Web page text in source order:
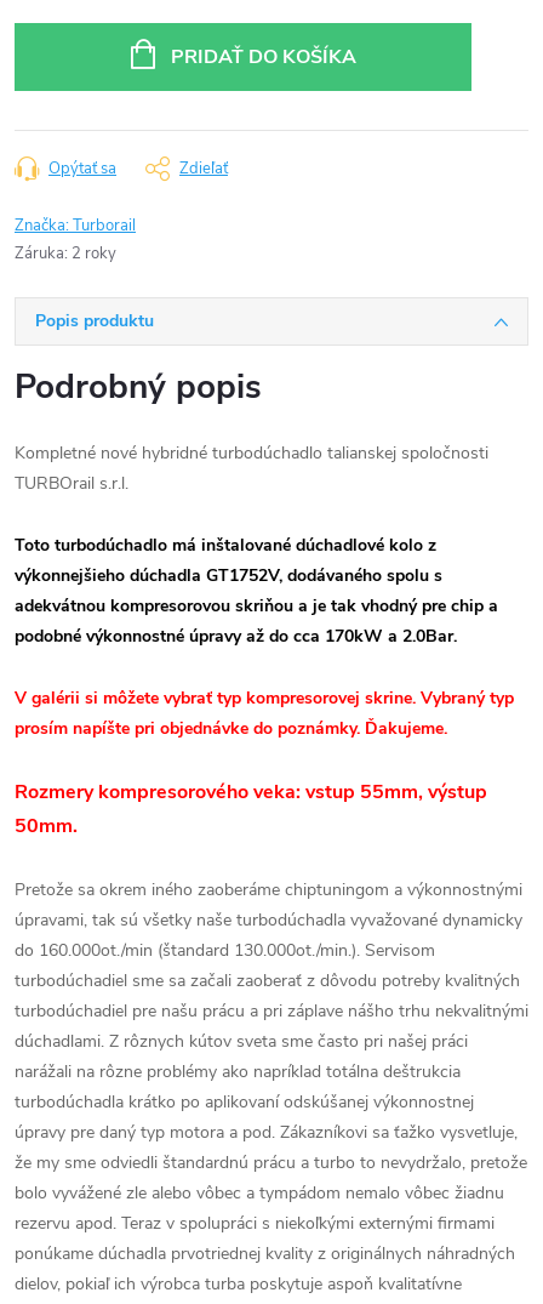
PRIDAŤ DO KOŠÍKA
Opýtať sa Zdieľať
Značka:Turborail
Záruka: 2 roky
Popis produktu
Podrobný popis
Kompletné nové hybridné turbodúchadlo talianskej spoločnosti
TURBOrail s.r.l.
Toto turbodúchadlo má inštalované dúchadlové kolo z
výkonnejšieho dúchadla GT1752V, dodávaného spolu s
adekvátnou kompresorovou skriňou a je tak vhodný pre chip a
podobné výkonnostné úpravy až do cca 170kW a 2.0Bar.
V galérii si môžete vybrať typ kompresorovej skrine. Vybraný typ
prosím napíšte pri objednávke do poznámky. Ďakujeme.
Rozmery kompresorového veka: vstup 55mm, výstup
50mm.
Pretože sa okrem iného zaoberáme chiptuningom a výkonnostnými
úpravami, tak sú všetky naše turbodúchadla vyvažované dynamicky
do 160.000ot./min (štandard 130.000ot./min.). Servisom
turbodúchadiel sme sa začali zaoberať z dôvodu potreby kvalitných
turbodúchadiel pre našu prácu a pri záplave nášho trhu nekvalitnými
dúchadlami. Z rôznych kútov sveta sme často pri našej práci
narážali na rôzne problémy ako napríklad totálna deštrukcia
turbodúchadla krátko po aplikovaní odskúšanej výkonnostnej
úpravy pre daný typ motora a pod. Zákazníkovi sa ťažko vysvetluje,
že my sme odviedli štandardnú prácu a turbo to nevydržalo, pretože
bolo vyvážené zle alebo vôbec a tympádom nemalo vôbec žiadnu
rezervu apod. Teraz v spolupráci s niekoľkými externými firmami
ponúkame dúchadla prvotriednej kvality z originálnych náhradných
dielov, pokiaľ ich výrobca turba poskytuje aspoň kvalitatívne